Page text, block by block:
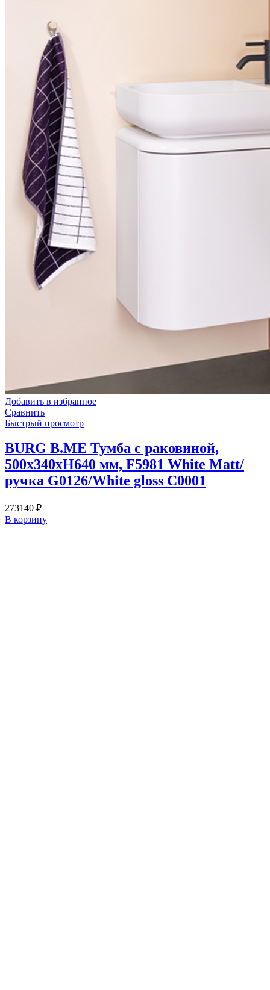
Добавить в избранное
Сравнить
Быстрый просмотр
BURG B.ME Тумба с раковиной,
500х340хН640 мм, F5981 White Matt/
ручка G0126/White gloss C0001
273140 ₽
В корзину